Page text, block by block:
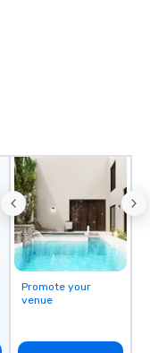
Promote your
venue